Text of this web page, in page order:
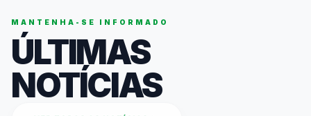
MANTENHA-SE INFORMADO
ÚLTIMAS
NOTÍCIAS